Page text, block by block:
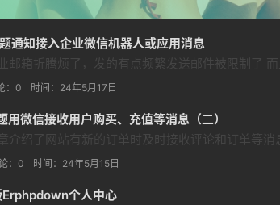
通知接入企业微信机器人或应用消息
：0 时间： 24年5月17日
用微信接收用户购买、充值等消息（二）
：0 时间： 24年5月15日
个人中心